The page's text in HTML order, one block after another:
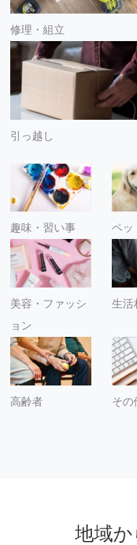
修理・組立
引っ越し
趣味・習い事 ペッ
美容・ファッシ
ョン
生活
高齢者 その
地域